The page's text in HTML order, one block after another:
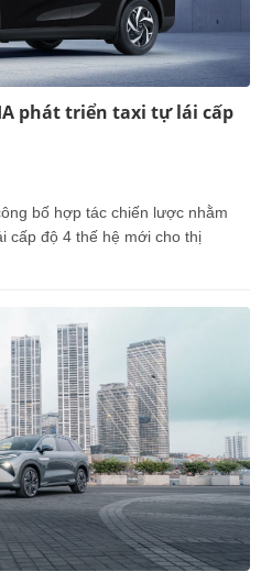
phát triển taxi tự lái cấp
bố hợp tác chiến lược nhằm
cấp độ 4 thế hệ mới cho thị